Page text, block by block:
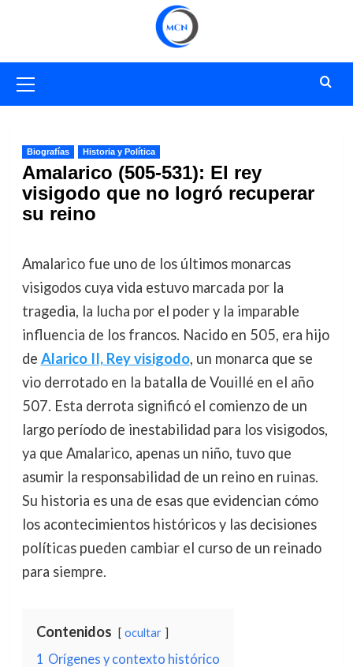
primario
Biografías Historia y Política
Amalarico (505-531): El rey
visigodo que no logró recuperar
su reino
Amalarico fue uno de los últimos monarcas
visigodos cuya vida estuvo marcada por la
tragedia, la lucha por el poder y la imparable
influencia de los francos. Nacido en 505, era hijo
de Alarico II, Rey visigodo, un monarca que se
vio derrotado en la batalla de Vouillé en el año
507. Esta derrota significó el comienzo de un
largo período de inestabilidad para los visigodos,
ya que Amalarico, apenas un niño, tuvo que
asumir la responsabilidad de un reino en ruinas.
Su historia es una de esas que evidencian cómo
los acontecimientos históricos y las decisiones
políticas pueden cambiar el curso de un reinado
para siempre.
Contenidos ocultar
1 Orígenes y contexto histórico